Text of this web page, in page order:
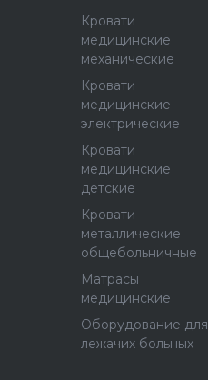
Кровати
медицинские
механические
Кровати
медицинские
электрические
Кровати
медицинские
детские
Кровати
металлические
общебольничные
Матрасы
медицинские
Оборудование для
лежачих больных